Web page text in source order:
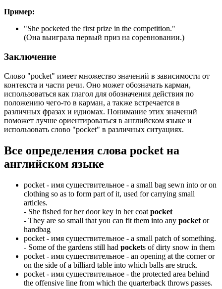
Пример:
"She pocketed the first prize in the competition."
(Она выиграла первый приз на соревновании.)
Заключение
Слово "pocket" имеет множество значений в зависимости от
контекста и части речи. Оно может обозначать карман,
использоваться как глагол для обозначения действия по
положению чего-то в карман, а также встречается в
различных фразах и идиомах. Понимание этих значений
поможет лучше ориентироваться в английском языке и
использовать слово "pocket" в различных ситуациях.
Все определения слова pocket на
английском языке
pocket - имя существительное - a small bag sewn into or on
clothing so as to form part of it, used for carrying small
articles.
- She fished for her door key in her coat pocket
- They are so small that you can fit them into any pocket or
handbag
pocket - имя существительное - a small patch of something.
- Some of the gardens still had pockets of dirty snow in them
pocket - имя существительное - an opening at the corner or
on the side of a billiard table into which balls are struck.
pocket - имя существительное - the protected area behind
the offensive line from which the quarterback throws passes.